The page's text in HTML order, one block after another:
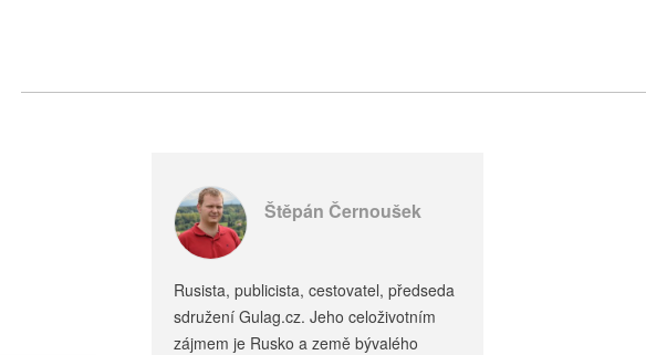
Štěpán Černoušek
Rusista, publicista, cestovatel, předseda
sdružení Gulag.cz. Jeho celoživotním
zájmem je Rusko a země bývalého